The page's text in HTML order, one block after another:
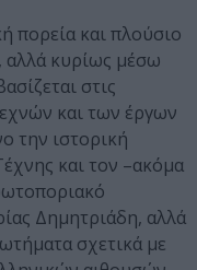
πορεία και πλούσιο
αλλά κυρίως μέσω
στις
και των έργων
την ιστορική
και τον –ακόμα
Δημητριάδη, αλλά
σχετικά με